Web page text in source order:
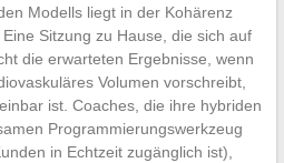
Modells liegt in der Kohärenz
Sitzung zu Hause, die sich auf
die erwarteten Ergebnisse, wenn
Volumen vorschreibt,
ist. Coaches, die ihre hybriden
Programmierungswerkzeug
in Echtzeit zugänglich ist),